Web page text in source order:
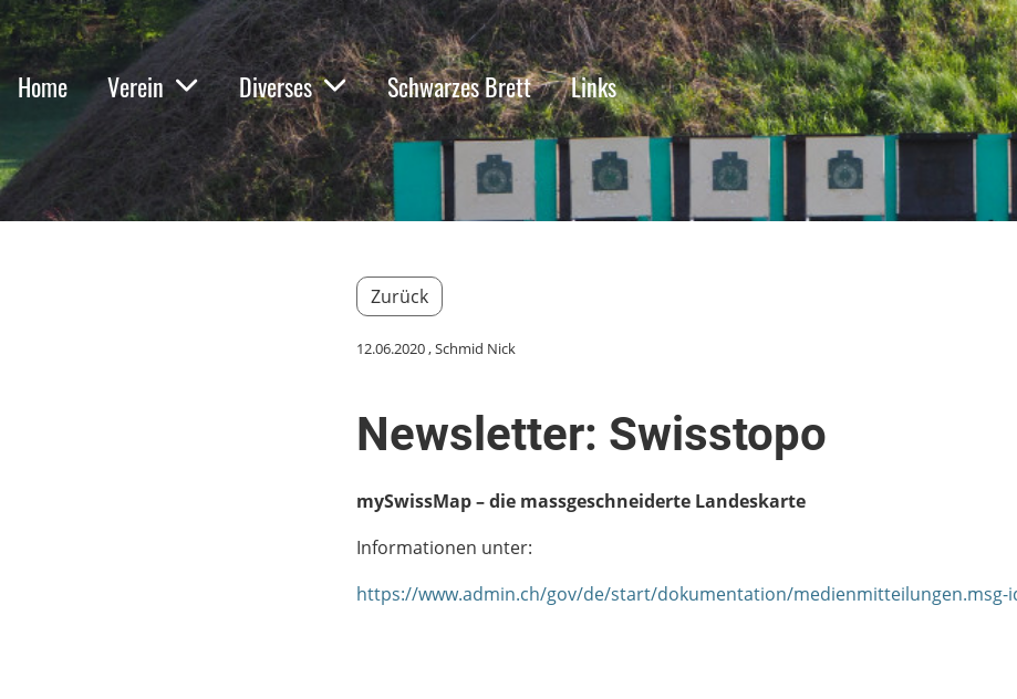
Home Verein Diverses Schwarzes Brett Links
Zurück
12.06.2020, Schmid Nick
Newsletter: Swisstopo
mySwissMap – die massgeschneiderte Landeskarte
Informationen unter:
https://www.admin.ch/gov/de/start/dokumentation/medienmitteilungen.msg-